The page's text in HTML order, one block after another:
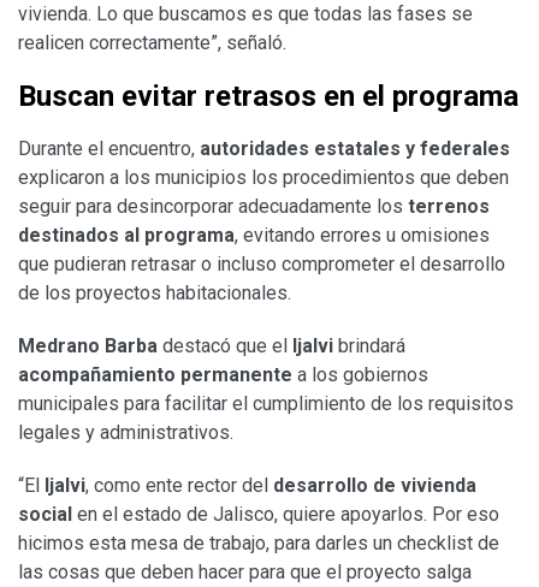
vivienda. Lo que buscamos es que todas las fases se
realicen correctamente”, señaló.
Buscan evitar retrasos en el programa
Durante el encuentro, autoridades estatales y federales
explicaron a los municipios los procedimientos que deben
seguir para desincorporar adecuadamente los terrenos
destinados al programa, evitando errores u omisiones
que pudieran retrasar o incluso comprometer el desarrollo
de los proyectos habitacionales.
Medrano Barba destacó que el Ijalvi brindará
acompañamiento permanente a los gobiernos
municipales para facilitar el cumplimiento de los requisitos
legales y administrativos.
“El Ijalvi, como ente rector del desarrollo de vivienda
social en el estado de Jalisco, quiere apoyarlos. Por eso
hicimos esta mesa de trabajo, para darles un checklist de
las cosas que deben hacer para que el proyecto salga